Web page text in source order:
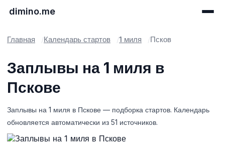
dimino.me
Главная Календарь стартов 1 миля Псков
Заплывы на 1 миля в
Пскове
Заплывы на 1 миля в Пскове — подборка стартов. Календарь
обновляется автоматически из 51 источников.